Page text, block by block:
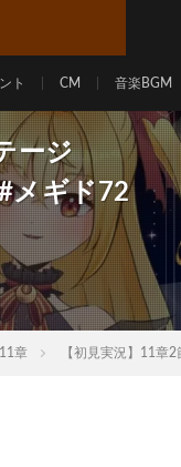
ト CM 音楽BGM
ージ
メギド72
11章 【初見実況】11章